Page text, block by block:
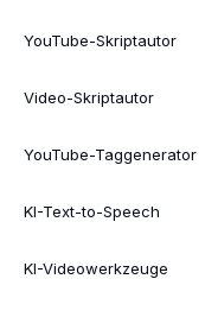
YouTube-Skriptautor
Video-Skriptautor
YouTube-Taggenerator
KI-Text-to-Speech
KI-Videowerkzeuge